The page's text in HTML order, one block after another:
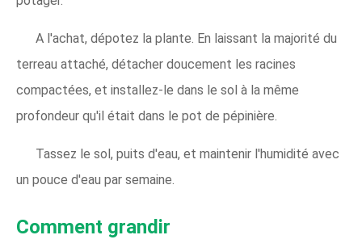
A l'achat, dépotez la plante. En laissant la majorité du
terreau attaché, détacher doucement les racines
compactées, et installez-le dans le sol à la même
profondeur qu'il était dans le pot de pépinière.
Tassez le sol, puits d'eau, et maintenir l'humidité avec
un pouce d'eau par semaine.
Comment grandir